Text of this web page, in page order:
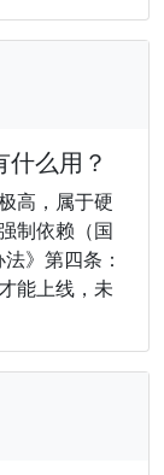
么用？
高，属于硬
制依赖（国
》第四条：
能上线，未